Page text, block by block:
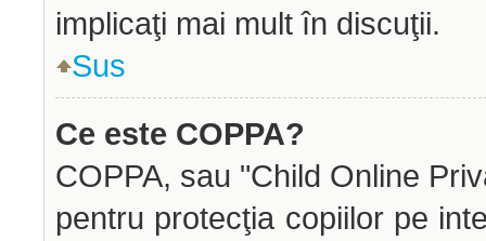
implicaţi mai mult în discuţii.
Sus
Ce este COPPA?
COPPA, sau "Child Online
pentru protecţia copiilor pe